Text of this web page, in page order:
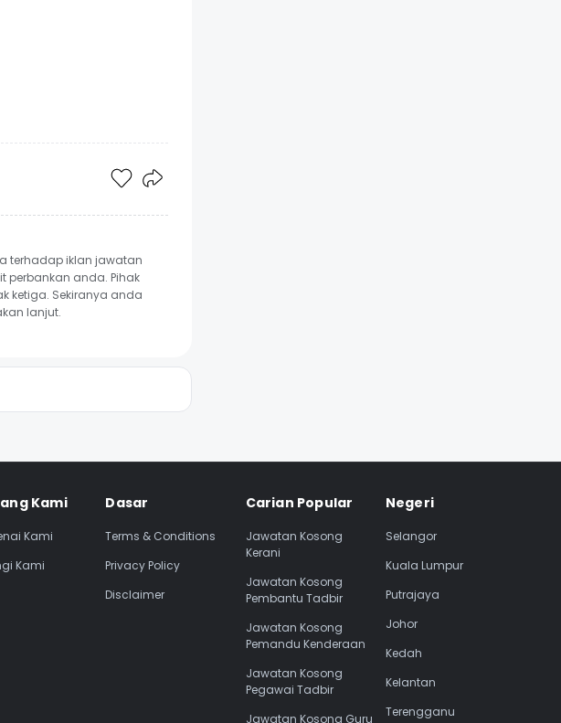
terhadap iklan jawatan
anda. Pihak
ketiga. Sekiranya anda
lanjut.
Kami
Kami
Kami
Dasar
Terms & Conditions
Privacy Policy
Disclaimer
Carian Popular
Jawatan Kosong
Kerani
Jawatan Kosong
Pembantu Tadbir
Jawatan Kosong
Pemandu Kenderaan
Jawatan Kosong
Pegawai Tadbir
Jawatan Kosong Guru
Negeri
Selangor
Kuala Lumpur
Putrajaya
Johor
Kedah
Kelantan
Terengganu